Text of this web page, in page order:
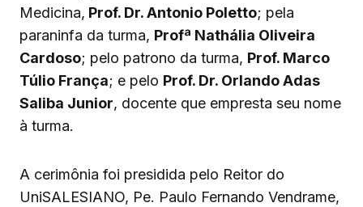
Medicina, Prof. Dr. Antonio Poletto; pela
paraninfa da turma, Profª Nathália Oliveira
Cardoso; pelo patrono da turma, Prof. Marco
Túlio França; e pelo Prof. Dr. Orlando Adas
Saliba Junior, docente que empresta seu nome
à turma.
A cerimônia foi presidida pelo Reitor do
UniSALESIANO, Pe. Paulo Fernando Vendrame,